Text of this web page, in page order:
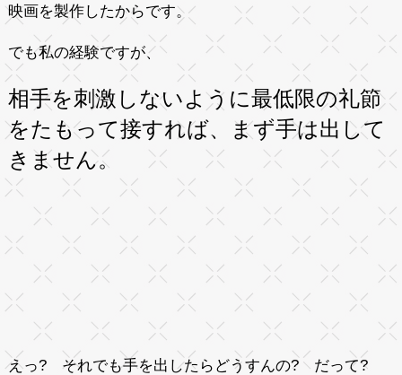
映画を製作したからです。
でも私の経験ですが、
相手を刺激しないように最低限の礼節
をたもって接すれば、まず手は出して
きません。
えっ? それでも手を出したらどうすんの? だって?